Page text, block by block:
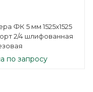
ФК 5 мм 1525х1525
2/4 шлифованная
по запросу